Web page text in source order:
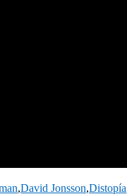
,David Jonsson,Distopía